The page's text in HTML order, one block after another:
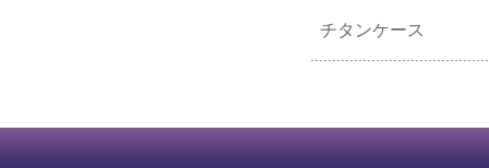
チタンケース